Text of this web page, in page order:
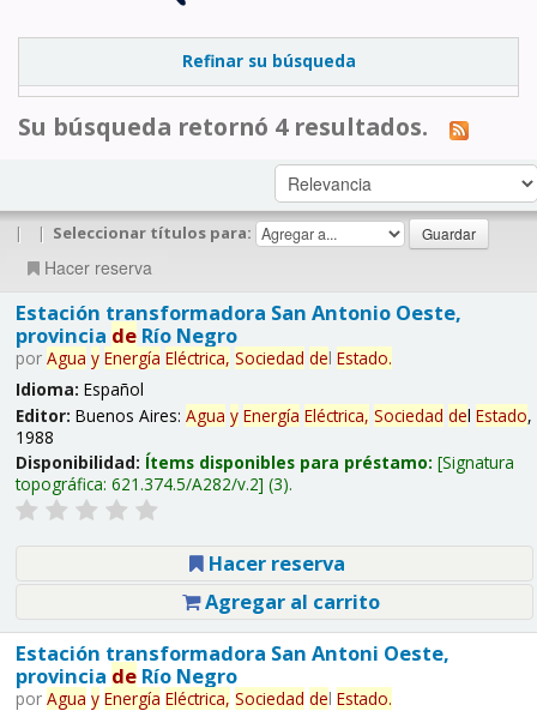
Refinar su búsqueda
Su búsqueda retornó 4 resultados.
| | Seleccionar títulos para:
Hacer reserva
Estación transformadora San Antonio Oeste,
provincia deRío Negro
por Agua y Energía Eléctrica, Sociedad del Estado.
Idioma: Español
Editor: Buenos Aires: Agua y Energía Eléctrica, Sociedad del Estado,
1988
Disponibilidad: Ítems disponibles para préstamo: Signatura
topográfica: 621.374.5/A282/v.2 (3).
Hacer reserva
Agregar al carrito
Estación transformadora San Antoni Oeste,
provincia deRío Negro
por Agua y Energía Eléctrica, Sociedad del Estado.